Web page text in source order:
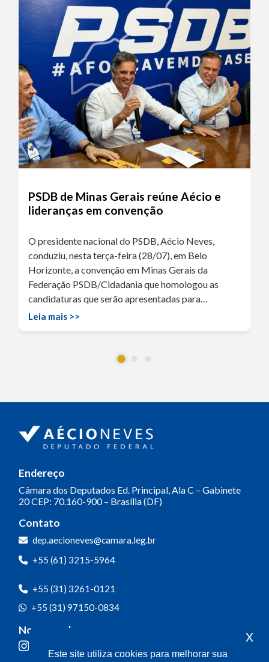
PSDB de Minas Gerais reúne Aécio e
lideranças em convenção
O presidente nacional do PSDB, Aécio Neves,
conduziu, nesta terça-feira (28/07), em Belo
Horizonte, a convenção em Minas Gerais da
Federação PSDB/Cidadania que homologou as
candidaturas que serão apresentadas para…
Leia mais >>
Endereço
Câmara dos Deputados Ed. Principal, Ala C – Gabinete
20CEP: 70.160-900 – Brasília (DF)
Contato
dep.aecioneves@camara.leg.br
+55 (61) 3215-5964
+55 (31) 3261-0121
+55 (31) 97150-0834
Nossas redes
Este site utiliza cookies para melhorar sua
x